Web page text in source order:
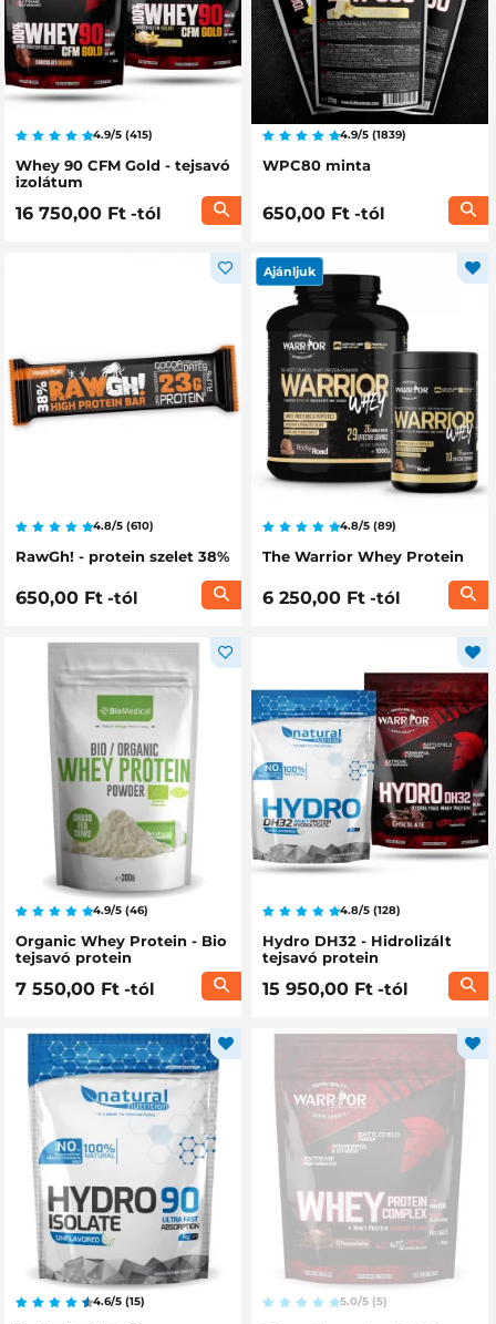
Leírás
elrejtése
Whey 90 CFM Gold - tejsavó
izolátum
4.9/5 (415)
16 750,00 Ft -tól
WPC80 minta
4.9/5 (1839)
650,00 Ft -tól
RawGh! - protein szelet 38%
4.8/5 (610)
650,00 Ft -tól
The Warrior Whey Protein
Ajánljuk
4.8/5 (89)
6 250,00 Ft -tól
Organic Whey Protein - Bio
tejsavó protein
4.9/5 (46)
7 550,00 Ft -tól
Hydro DH32 - Hidrolizált
tejsavó protein
4.8/5 (128)
15 950,00 Ft -tól
4.6/5 (15) 5.0/5 (5)